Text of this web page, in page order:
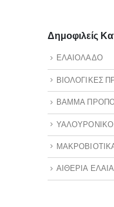
Δημοφιλείς
ΕΛΑΙΟΛΑΔΟ
ΒΙΟΛΟΓΙΚΕΣ
ΒΑΜΜΑ
ΑΙΘΕΡΙΑ ΕΛΑΙΑ